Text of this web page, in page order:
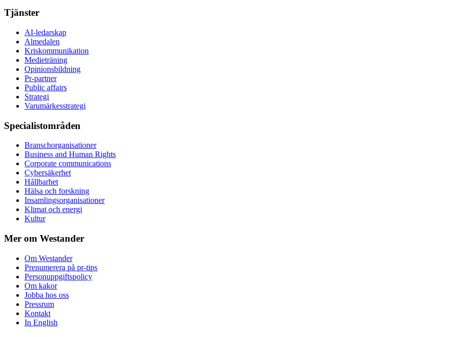
Tjänster
AI-ledarskap
Almedalen
Kris­kommunikation
Medieträning
Opinionsbildning
Pr-partner
Public affairs
Strategi
Varumärkesstrategi
Specialistområden
Branschorganisationer
Business and Human Rights
Corporate communications
Cybersäkerhet
Hållbarhet
Hälsa och forskning
Insamlingsorganisationer
Klimat och energi
Kultur
Mer om Westander
Om Westander
Prenumerera på pr-tips
Personuppgiftspolicy
Om kakor
Jobba hos oss
Pressrum
Kontakt
In English